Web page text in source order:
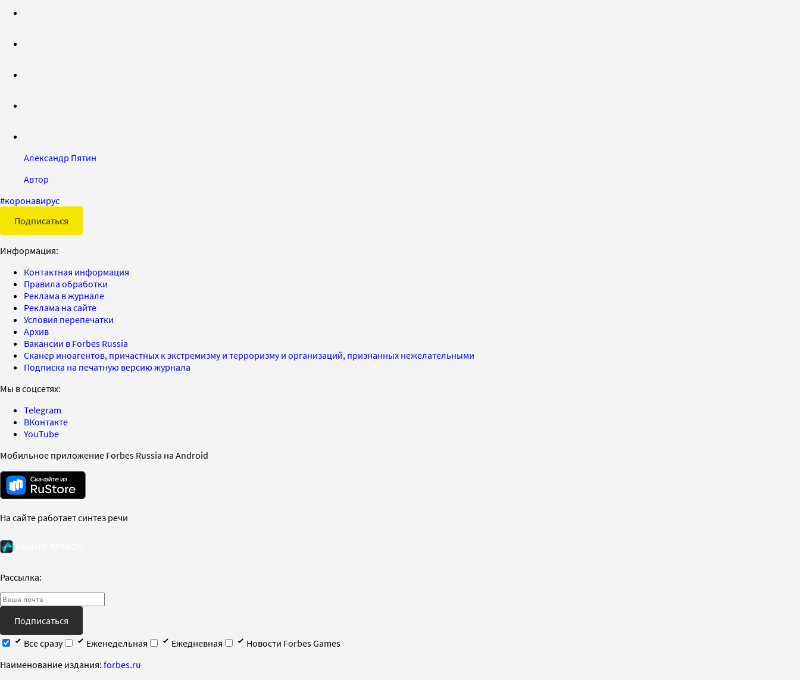
Александр Пятин
Автор
#коронавирус
Подписаться
Информация:
Контактная информация
Правила обработки
Реклама в журнале
Реклама на сайте
Условия перепечатки
Архив
Вакансии в Forbes Russia
Сканер иноагентов, причастных к экстремизму и терроризму и организаций, признанных нежелательными
Подписка на печатную версию журнала
Мы в соцсетях:
Telegram
ВКонтакте
YouTube
Мобильное приложение Forbes Russia на Android
На сайте работает синтез речи
Рассылка:
Подписаться
Все сразу
Еженедельная Ежедневная
Новости Forbes Games
Наименование издания: forbes.ru